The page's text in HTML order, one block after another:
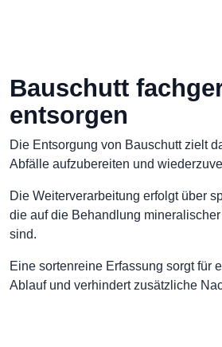
Bauschutt
entsorgen
Die Entsorgung von Bauschutt zielt
Abfälle aufzubereiten und
Die Weiterverarbeitung erfolgt über
die auf die Behandlung
sind.
Eine sortenreine Erfassung sorgt für
Ablauf und verhindert zusätzliche